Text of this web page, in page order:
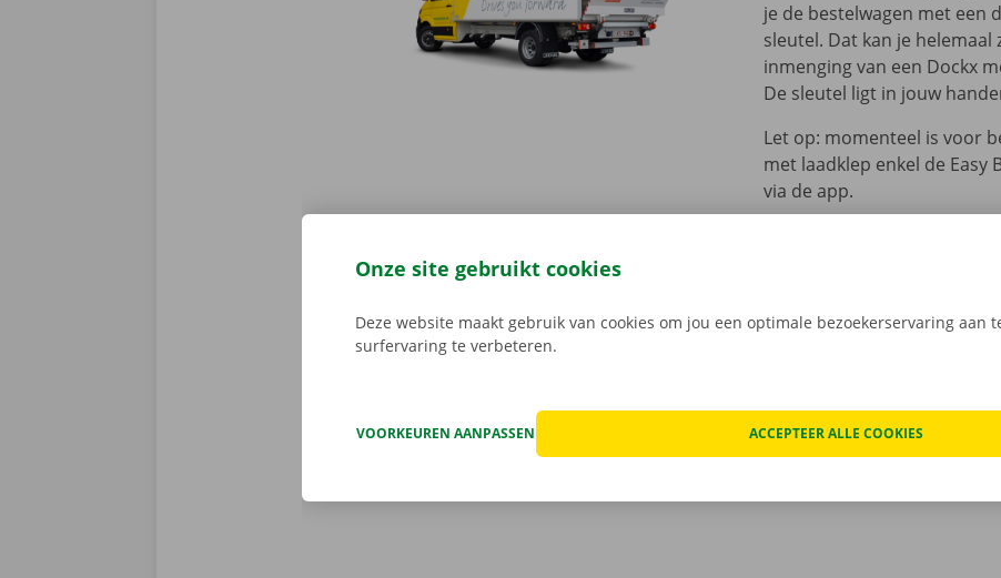
je de bestelwagen met een
sleutel. Dat kan je helemaal
inmenging van een Dockx
De sleutel ligt in jouw
Let op: momenteel is voor
met laadklep enkel de Easy
via de app.
Trek bij elk transport zorgeloos de baan op. Want wanneer je een
laadklep huurt bij Dockx Rental zijn we 24/7 bereikbaar via onze helpdesk
geen ruimte voor onnodige discussies. Benieuwd naar wat er nog
huurprijs? Opdeze pagina staat het precies beschreven.
Onze site gebruikt cookies
Deze website maakt gebruik van cookies om jou een optimale bezoekerservaring aan
surfervaring te verbeteren.
VOORKEUREN AANPASSEN ACCEPTEER ALLE COOKIES